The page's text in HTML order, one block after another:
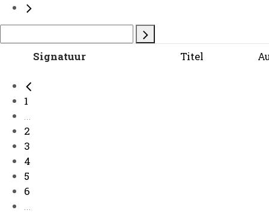
Signatuur Titel
1
...
2
3
4
5
6
...